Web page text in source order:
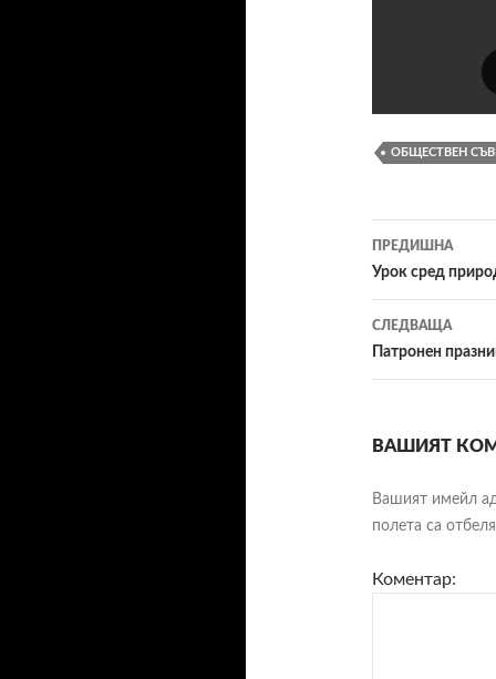
ОБЩЕСТВЕН
в
ПРЕДИШНА
Урок сред
СЛЕДВАЩА
Патронен
ВАШИЯТ
Вашият имейл
полета са
Коментар: